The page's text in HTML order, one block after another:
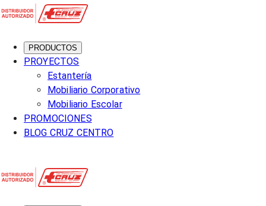
PRODUCTOS
PROYECTOS
Estantería
Mobiliario Corporativo
Mobiliario Escolar
PROMOCIONES
BLOG CRUZ CENTRO